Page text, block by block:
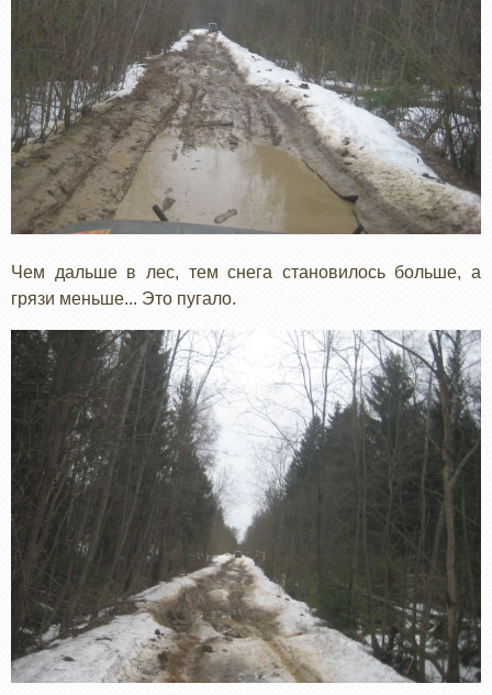
Чем дальше в лес, тем снега становилось больше, а
грязи меньше... Это пугало.